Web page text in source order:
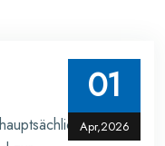
01
Apr,2026
zur